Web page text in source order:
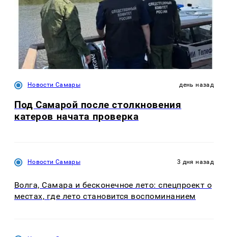
Новости Самары день назад
Под Самарой после столкновения
катеров начата проверка
Новости Самары 3 дня назад
Волга, Самара и бесконечное лето: спецпроект о
местах, где лето становится воспоминанием